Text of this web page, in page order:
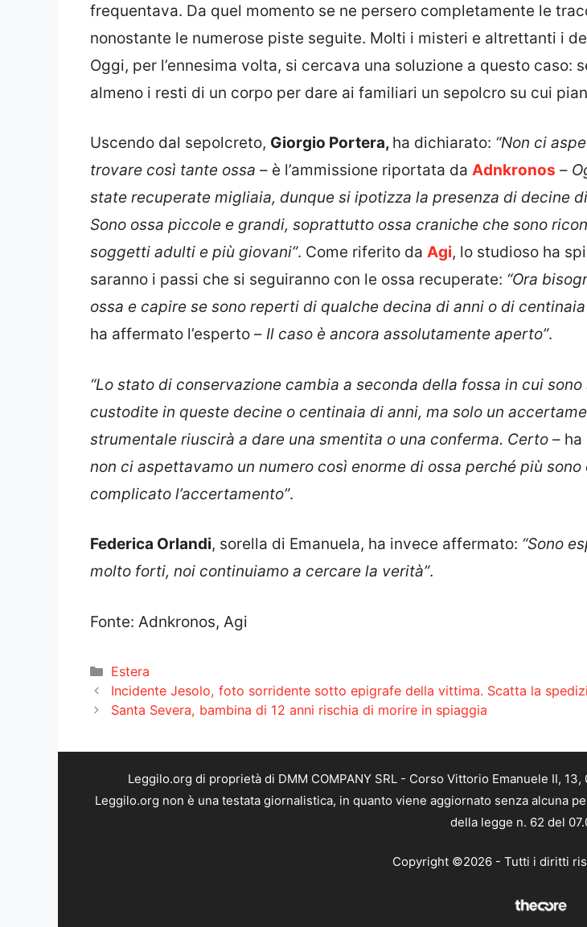
frequentava. Da quel momento se ne persero completamente le
nonostante le numerose piste seguite. Molti i misteri e altrettanti i
Oggi, per l’ennesima volta, si cercava una soluzione a questo caso:
almeno i resti di un corpo per dare ai familiari un sepolcro su cui
Uscendo dal sepolcreto, Giorgio Portera, ha dichiarato: “Non ci
trovare così tante ossa – è l’ammissione riportata da Adnkronos –
state recuperate migliaia, dunque si ipotizza la presenza di decine
Sono ossa piccole e grandi, soprattutto ossa craniche che sono
soggetti adulti e più giovani”. Come riferito da Agi, lo studioso ha
saranno i passi che si seguiranno con le ossa recuperate: “Ora
ossa e capire se sono reperti di qualche decina di anni o di
ha affermato l’esperto – Il caso è ancora assolutamente aperto”.
“Lo stato di conservazione cambia a seconda della fossa in cui
custodite in queste decine o centinaia di anni, ma solo un
strumentale riuscirà a dare una smentita o una conferma. Certo – ha
non ci aspettavamo un numero così enorme di ossa perché più sono
complicato l’accertamento”.
Federica Orlandi, sorella di Emanuela, ha invece affermato: “Sono
molto forti, noi continuiamo a cercare la verità”.
Fonte: Adnkronos, Agi
Categorie
Estera
Incidente Jesolo, foto sorridente sotto epigrafe della vittima. Scatta la
Santa Severa, bambina di 12 anni rischia di morire in spiaggia
Leggilo.org di proprietà di DMM COMPANY SRL - Corso Vittorio Emanuele II,
Leggilo.org non è una testata giornalistica, in quanto viene aggiornato senza alcuna
della legge n. 62 del
Copyright ©2026 - Tutti i diritti